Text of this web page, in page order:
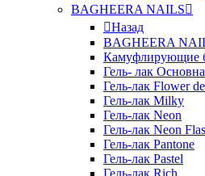
BAGHEERA NAILS
Назад
BAGHEERA
Камуфлирующие
Гель- лак
Гель-лак Flower
Гель-лак Milky
Гель-лак Neon
Гель-лак Neon
Гель-лак Pantone
Гель-лак Pastel
Гель-лак Rich